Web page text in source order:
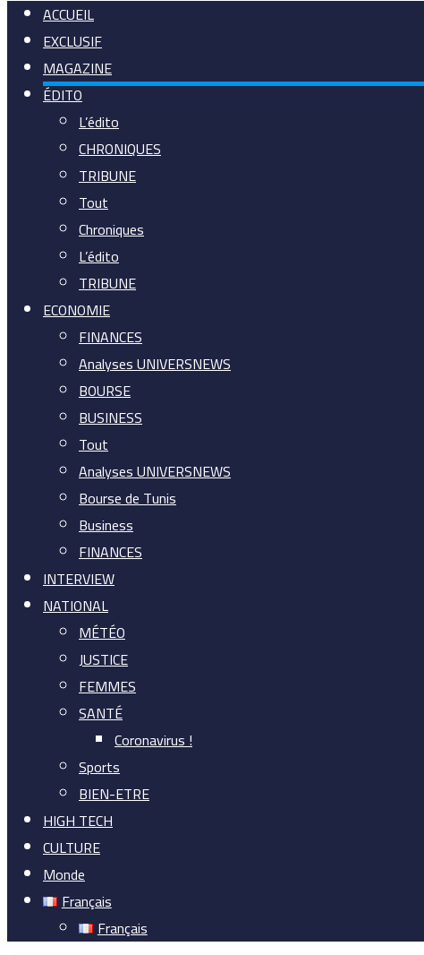
ACCUEIL
EXCLUSIF
MAGAZINE
ÉDITO
L’édito
CHRONIQUES
TRIBUNE
Tout
Chroniques
L’édito
TRIBUNE
ECONOMIE
FINANCES
Analyses UNIVERSNEWS
BOURSE
BUSINESS
Tout
Analyses UNIVERSNEWS
Bourse de Tunis
Business
FINANCES
INTERVIEW
NATIONAL
MÉTÉO
JUSTICE
FEMMES
SANTÉ
Coronavirus !
Sports
BIEN-ETRE
HIGH TECH
CULTURE
Monde
Français
Français